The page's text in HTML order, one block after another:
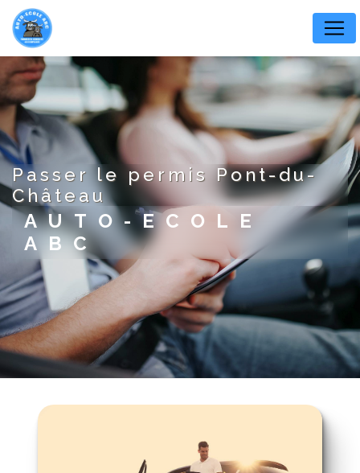
passer le permis Pont-du-
Château
AUTO-ECOLE
ABC
Panneau de gestion des cookies